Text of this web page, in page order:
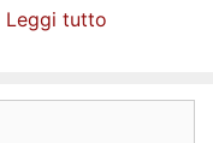
Leggi tutto